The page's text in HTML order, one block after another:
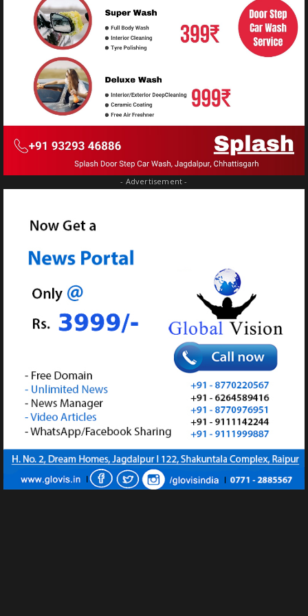
- Advertisement -